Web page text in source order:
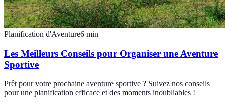
Planification d'Aventure6 min
Les Meilleurs Conseils pour Organiser une Aventure
Sportive
Prêt pour votre prochaine aventure sportive ? Suivez nos conseils
pour une planification efficace et des moments inoubliables !